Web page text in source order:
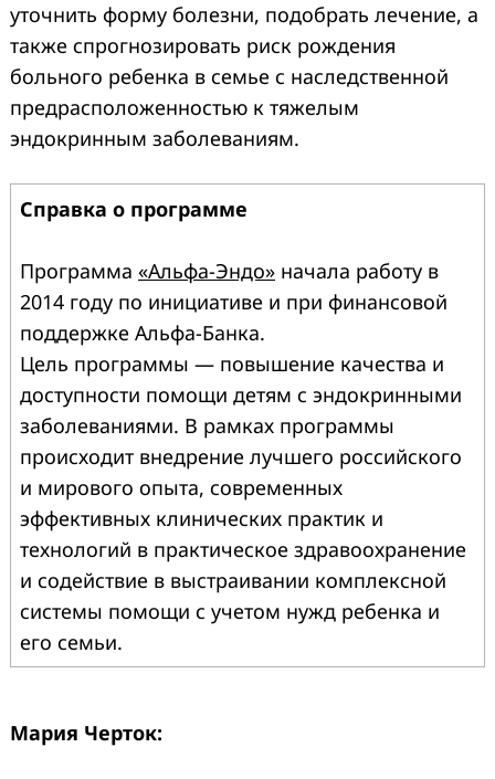
уточнить форму болезни, подобрать лечение, а
также спрогнозировать риск рождения
больного ребенка в семье с наследственной
предрасположенностью к тяжелым
эндокринным заболеваниям.
Справка о программе
Программа «Альфа-Эндо» начала работу в
2014 году по инициативе и при финансовой
поддержке Альфа-Банка.
Цель программы — повышение качества и
доступности помощи детям с эндокринными
заболеваниями. В рамках программы
происходит внедрение лучшего российского
и мирового опыта, современных
эффективных клинических практик и
технологий в практическое здравоохранение
и содействие в выстраивании комплексной
системы помощи с учетом нужд ребенка и
его семьи.
Мария Черток: